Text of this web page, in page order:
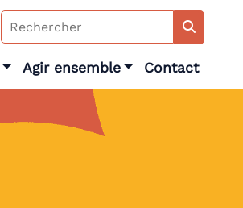
Search
for:
Agir ensemble Contact